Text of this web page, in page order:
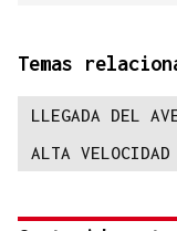
Temas
LLEGADA DEL
ALTA